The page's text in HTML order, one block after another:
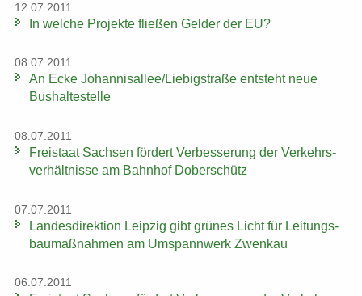
12.07.2011
In wel­che Pro­jek­te flie­ßen Gel­der der EU?
08.07.2011
An Ecke Jo­han­ni­s­al­lee/Lie­big­stra­ße ent­steht neue
Bus­hal­te­stel­le
08.07.2011
Frei­staat Sach­sen för­dert Ver­bes­se­rung der Ver­kehrs­
ver­hält­nis­se am Bahn­hof Do­ber­schütz
07.07.2011
Lan­des­di­rek­ti­on Leip­zig gibt grü­nes Licht für Lei­tungs­
bau­maß­nah­men am Um­spann­werk Zwenkau
06.07.2011